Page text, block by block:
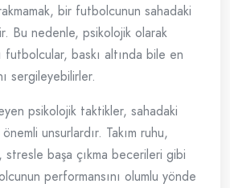
bir futbolcunun sahadaki
Bu nedenle, psikolojik olarak
futbolcular, baskı altında bile en
sergileyebilirler.
psikolojik taktikler, sahadaki
unsurlardır. Takım ruhu,
stresle başa çıkma becerileri gibi
performansını olumlu yönde